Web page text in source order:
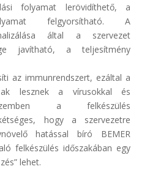
folyamat lerövidíthető, a
felgyorsítható. A
által a szervezet
javítható, a teljesítmény
az immunrendszert, ezáltal a
lesznek a vírusokkal és
a felkészülés
hogy a szervezetre
hatással bíró BEMER
felkészülés időszakában egy
lehet.